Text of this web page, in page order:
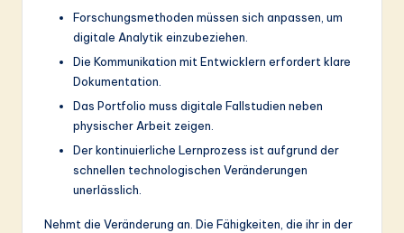
Forschungsmethoden müssen sich anpassen, um
digitale Analytik einzubeziehen.
Die Kommunikation mit Entwicklern erfordert klare
Dokumentation.
Das Portfolio muss digitale Fallstudien neben
physischer Arbeit zeigen.
Der kontinuierliche Lernprozess ist aufgrund der
schnellen technologischen Veränderungen
unerlässlich.
Nehmt die Veränderung an. Die Fähigkeiten, die ihr in der